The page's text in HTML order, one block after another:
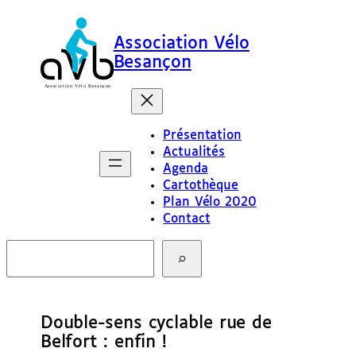
Association Vélo
Besançon
Présentation
Actualités
Agenda
Cartothèque
Plan Vélo 2020
Contact
c
Double-sens cyclable rue de
Belfort : enfin !